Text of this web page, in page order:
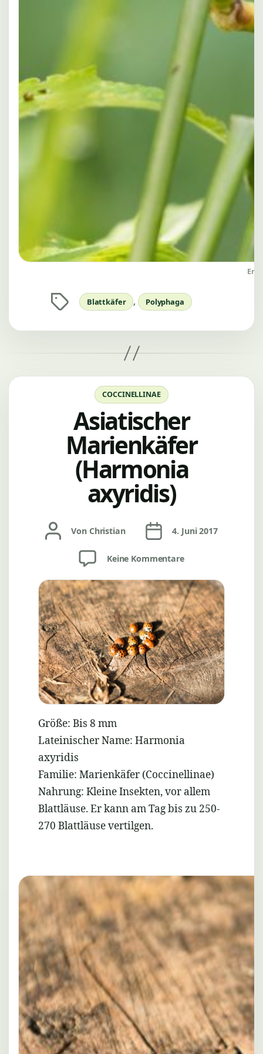
SchlagwörterBlattkäfer , Polyphaga
Kategorien
COCCINELLINAE
Asiatischer
Marienkäfer
(Harmonia
axyridis)
Beitragsautor
Von Christian Veröffentlichungsdatum
4. Juni 2017
Keine Kommentarezu
Marienkäfer
(Harmonia
axyridis)
Größe: Bis 8 mm
Lateinischer Name: Harmonia
axyridis
Familie: Marienkäfer(Coccinellinae)
Nahrung: Kleine Insekten, vor allem
Blattläuse. Er kann am Tag bis zu 250-
270 Blattläuse vertilgen.